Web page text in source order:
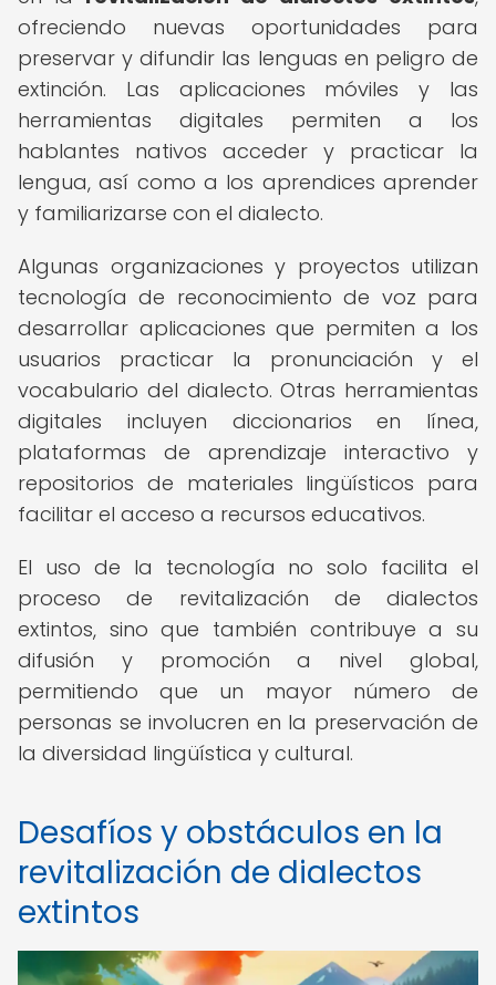
ofreciendo nuevas oportunidades para
preservar y difundir las lenguas en peligro de
extinción. Las aplicaciones móviles y las
herramientas digitales permiten a los
hablantes nativos acceder y practicar la
lengua, así como a los aprendices aprender
y familiarizarse con el dialecto.
Algunas organizaciones y proyectos utilizan
tecnología de reconocimiento de voz para
desarrollar aplicaciones que permiten a los
usuarios practicar la pronunciación y el
vocabulario del dialecto. Otras herramientas
digitales incluyen diccionarios en línea,
plataformas de aprendizaje interactivo y
repositorios de materiales lingüísticos para
facilitar el acceso a recursos educativos.
El uso de la tecnología no solo facilita el
proceso de revitalización de dialectos
extintos, sino que también contribuye a su
difusión y promoción a nivel global,
permitiendo que un mayor número de
personas se involucren en la preservación de
la diversidad lingüística y cultural.
Desafíos y obstáculos en la
revitalización de dialectos
extintos